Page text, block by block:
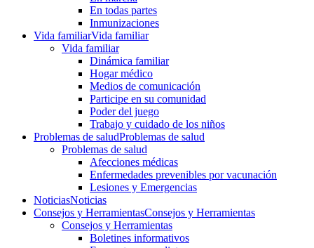
En todas partes
Inmunizaciones
Vida familiarVida familiar
Vida familiar
Dinámica familiar
Hogar médico
Medios de comunicación
Participe en su comunidad
Poder del juego
Trabajo y cuidado de los niños
Problemas de saludProblemas de salud
Problemas de salud
Afecciones médicas
Enfermedades prevenibles por vacunación
Lesiones y Emergencias
NoticiasNoticias
Consejos y HerramientasConsejos y Herramientas
Consejos y Herramientas
Boletines informativos